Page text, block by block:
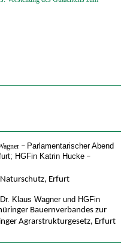
– Parlamentarischer Abend
HGFin Katrin Hucke –
Erfurt
Klaus Wagner und HGFin
Bauernverbandes zur
Agrarstrukturgesetz, Erfurt